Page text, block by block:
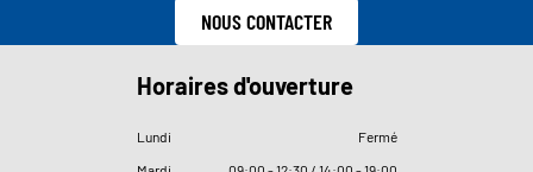
NOUS CONTACTER
Horaires d'ouverture
Lundi
Fermé